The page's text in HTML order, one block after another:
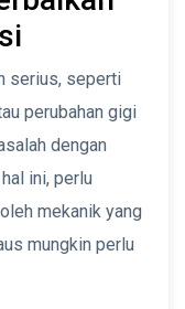
serius, seperti
perubahan gigi
dengan
ini, perlu
mekanik yang
mungkin perlu